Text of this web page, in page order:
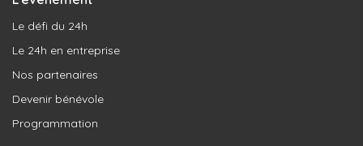
Le défi du 24h
Le 24h en entreprise
Nos partenaires
Devenir bénévole
Programmation